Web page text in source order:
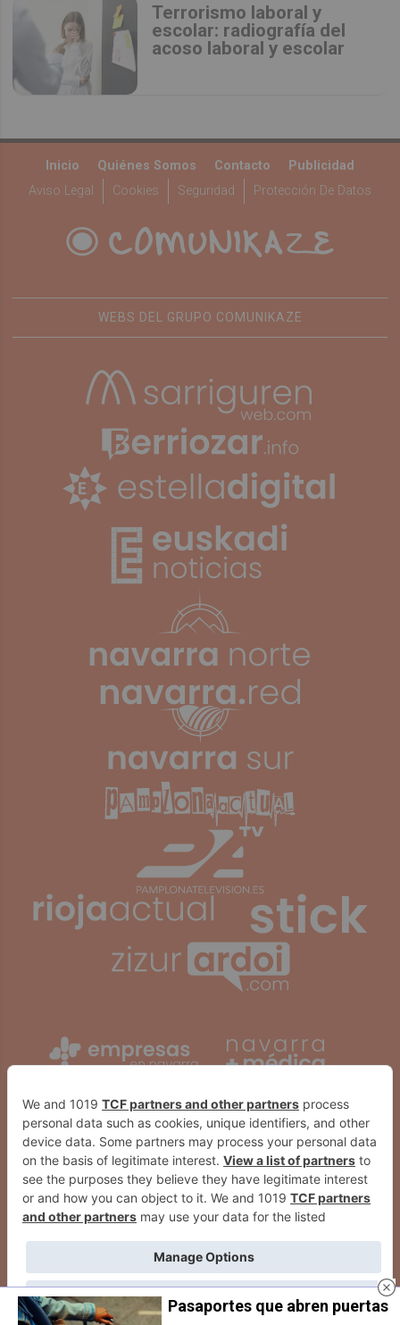
Terrorismo laboral y
escolar: radiografía del
acoso laboral y escolar
Inicio Quiénes Somos Contacto
Publicidad
Aviso Legal
Cookies Seguridad Protección De Datos
WEBS DEL GRUPO COMUNIKAZE
Pasaportes que abren puertas